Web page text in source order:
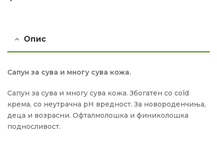
Опис
Сапун за сува и многу сува кожа.
Сапун за сува и многу сува кожа. Збогатен со cold
крема, со неутрачна pH вредност. За новороденчиња,
деца и возрасни. Офталмолошка и финиколошка
подносливост.